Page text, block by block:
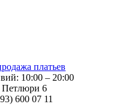
10:00 – 20:00
6
600 07 11